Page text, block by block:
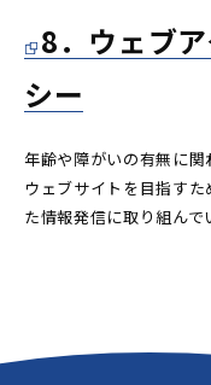
8．ウェブ
シー
年齢や障がいの有無に
ウェブサイトを目指す
た情報発信に取り組んで